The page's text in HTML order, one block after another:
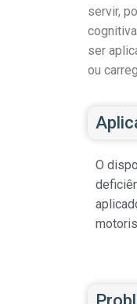
servir,
ser
ou
O